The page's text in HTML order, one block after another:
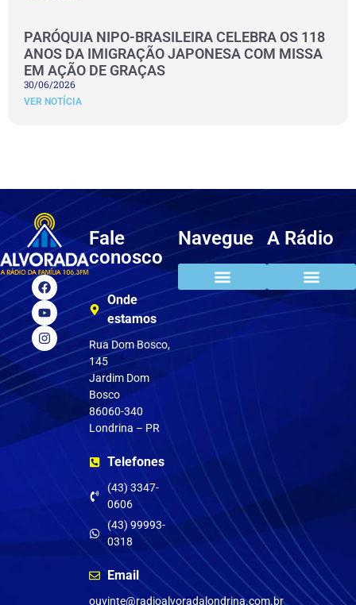
PARÓQUIA NIPO-BRASILEIRA CELEBRA OS 118
ANOS DA IMIGRAÇÃO JAPONESA COM MISSA
EM AÇÃO DE GRAÇAS
30/06/2026
VER NOTÍCIA
Fale
conosco
Onde
estamos
Rua Dom Bosco,
145
Jardim Dom
Bosco
86060-340
Londrina – PR
Telefones
(43) 3347-
0606
(43) 99993-
0318
Email
ouvinte@radioalvoradalondrina.com.br
Navegue A Rádio